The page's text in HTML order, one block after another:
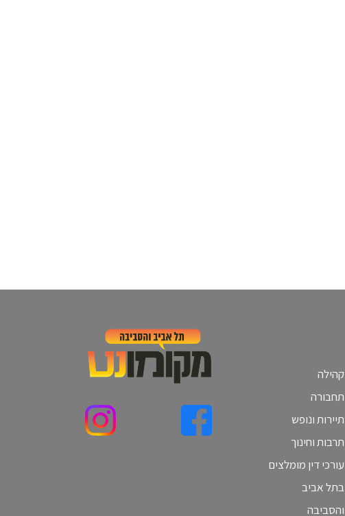
קהילה
תחבורה
תיירות ונופש
תרבות וחינוך
עורכי דין מומלצים
בתל אביב
והסביבה